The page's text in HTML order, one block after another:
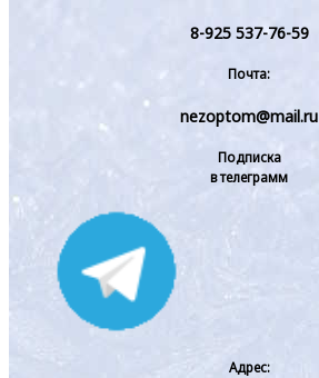
8-925 537-76-59
Почта:
nezoptom@mail.ru
Подписка
в телеграмм
Адрес: